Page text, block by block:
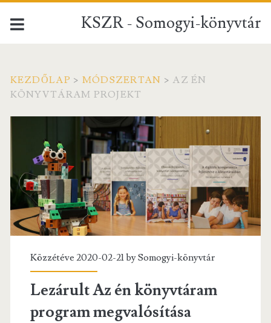
KSZR - Somogyi-könyvtár
KEZDŐLAP > MÓDSZERTAN > AZ ÉN
KÖNYVTÁRAM PROJEKT
Kategória:
<span>Az
én
könyvtáram
projekt</span>
Közzétéve 2020-02-21 bySomogyi-könyvtár
Lezárult Az én könyvtáram
program megvalósítása